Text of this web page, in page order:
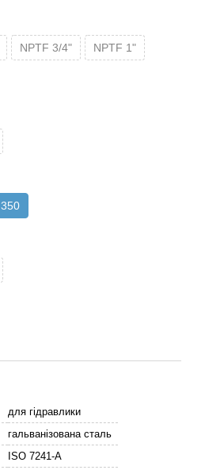
NPTF 3/4" NPTF 1"
350
для гідравлики
гальванізована сталь
ISO 7241-A